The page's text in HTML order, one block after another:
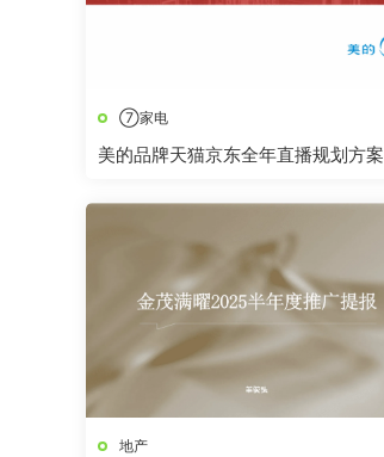
⑦家电
美的品牌天猫京东全年直播规划方案
地产